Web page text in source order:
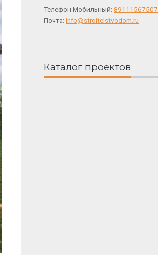
Телефон Мобильный: 89111567507
Почта: info@stroitelstvodom.ru
Каталог проектов